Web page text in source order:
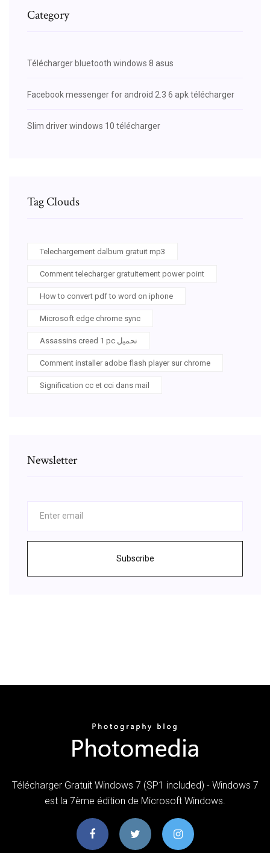
Category
Télécharger bluetooth windows 8 asus
Facebook messenger for android 2.3 6 apk télécharger
Slim driver windows 10 télécharger
Tag Clouds
Telechargement dalbum gratuit mp3
Comment telecharger gratuitement power point
How to convert pdf to word on iphone
Microsoft edge chrome sync
Assassins creed 1 pc تحميل
Comment installer adobe flash player sur chrome
Signification cc et cci dans mail
Newsletter
Subscribe
Télécharger Gratuit Windows 7 (SP1 included) - Windows 7
est la 7ème édition de Microsoft Windows.